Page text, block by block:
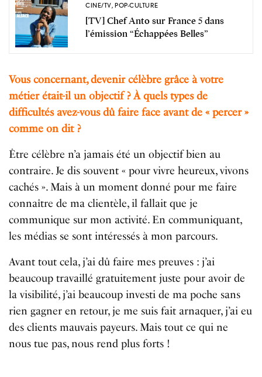
CINE/TV, POP-CULTURE
[TV] Chef Anto sur France 5 dans
l’émission “Échappées Belles”
Vous concernant, devenir célèbre grâce à votre
métier était-il un objectif ? À quels types de
difficultés avez-vous dû faire face avant de « percer »
comme on dit ?
Être célèbre n’a jamais été un objectif bien au
contraire. Je dis souvent « pour vivre heureux, vivons
cachés ». Mais à un moment donné pour me faire
connaître de ma clientèle, il fallait que je
communique sur mon activité. En communiquant,
les médias se sont intéressés à mon parcours.
Avant tout cela, j’ai dû faire mes preuves : j’ai
beaucoup travaillé gratuitement juste pour avoir de
la visibilité, j’ai beaucoup investi de ma poche sans
rien gagner en retour, je me suis fait arnaquer, j’ai eu
des clients mauvais payeurs. Mais tout ce qui ne
nous tue pas, nous rend plus forts !